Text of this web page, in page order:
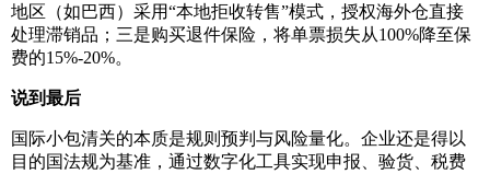
地区（如巴西）采用“本地拒收转售”模式，授权海外仓直接
处理滞销品；三是购买退件保险，将单票损失从100%降至保
费的15%-20%。
说到最后
国际小包清关的本质是规则预判与风险量化。企业还是得以
目的国法规为基准，通过数字化工具实现申报、验货、税费